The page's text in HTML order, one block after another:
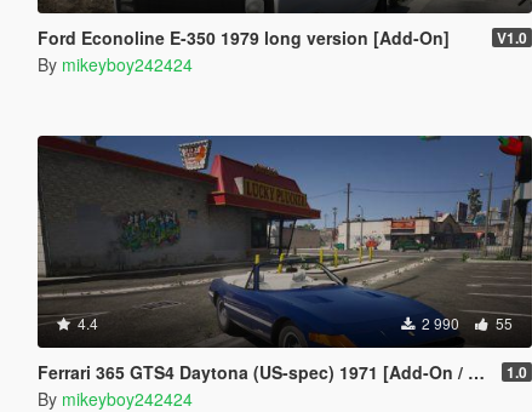
Ford Econoline E-350 1979 long version [Add-On] V1.0
By mikeyboy242424
4.4 2 990 55
Ferrari 365 GTS4 Daytona (US-spec) 1971 [Add-On / Replace] 1.0
By mikeyboy242424